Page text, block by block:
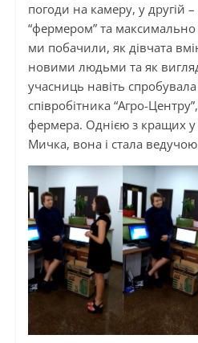
погоди на камеру, у другій
“фермером” та
ми побачили, як дівчата
новими людьми та як
учасниць навіть спробувала
співробітника “Агро-
фермера. Однією з кращих у
Мичка, вона і стала